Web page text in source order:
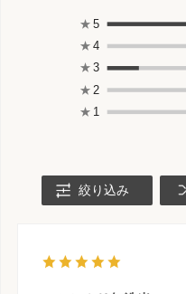
★ 5
★ 4
★ 3
★ 2
★ 1
絞り込み